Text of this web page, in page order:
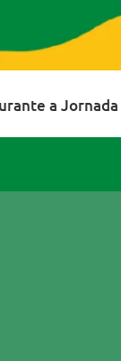
a Jornada